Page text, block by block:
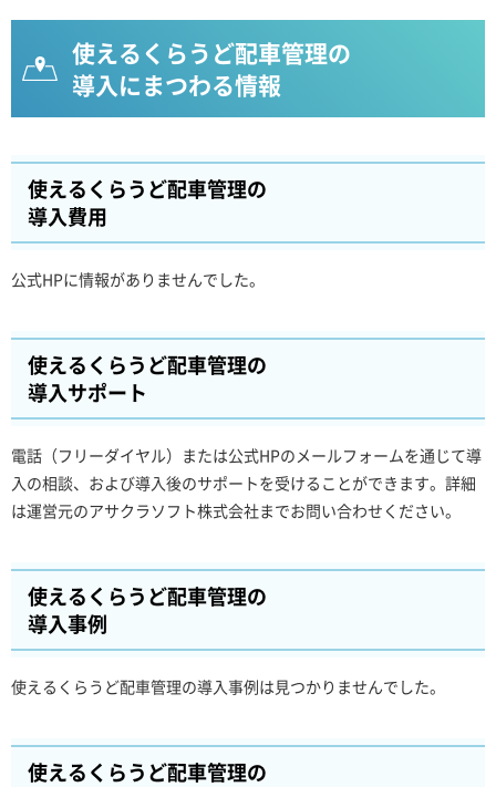
使えるくらうど配車管理の
導入にまつわる情報
使えるくらうど配車管理の
導入費用
公式HPに情報がありませんでした。
使えるくらうど配車管理の
導入サポート
電話（フリーダイヤル）または公式HPのメールフォームを通じて導
入の相談、および導入後のサポートを受けることができます。詳細
は運営元のアサクラソフト株式会社までお問い合わせください。
使えるくらうど配車管理の
導入事例
使えるくらうど配車管理の導入事例は見つかりませんでした。
使えるくらうど配車管理の